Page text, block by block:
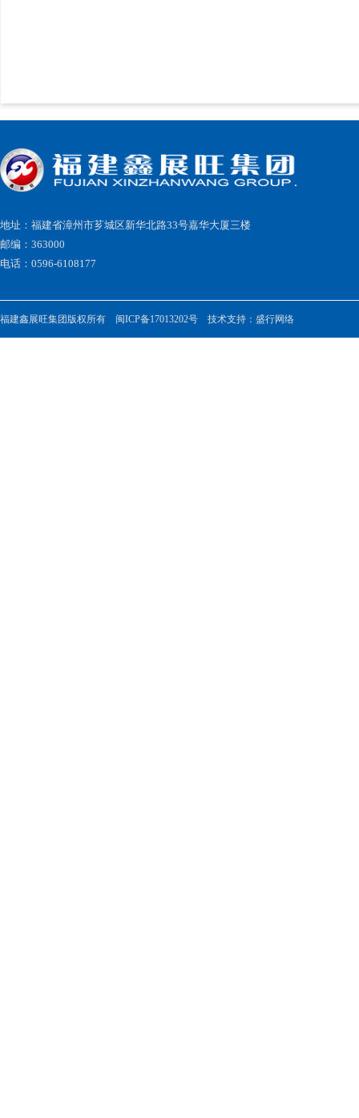
地址：福建省漳州市芗城区新华北路33号嘉华大厦三楼
邮编：363000
电话：0596-6108177
福建鑫展旺集团版权所有 闽ICP备17013202号 技术支持： 盛行网络